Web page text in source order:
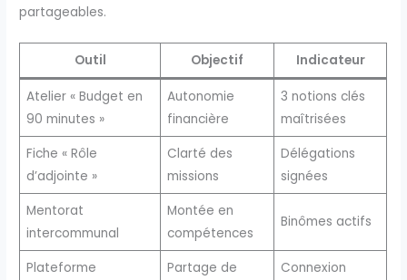
partageables.
Outil Objectif Indicateur
Atelier « Budget en
90 minutes »
Autonomie
financière
3 notions clés
maîtrisées
Fiche « Rôle
d’adjointe »
Clarté des
missions
Délégations
signées
Mentorat
intercommunal
Montée en
compétences
Binômes actifs
Plateforme
Partage de
Connexion